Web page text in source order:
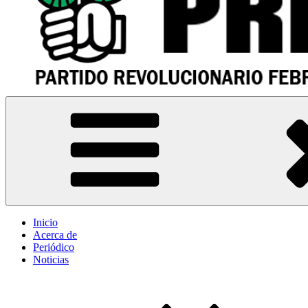
PRF – Partido Revolucionario Febrerista
Sitio oficial del Partido Revolucionario Febrerista – PRF – Paraguay
Inicio
Acerca de
Periódico
Noticias